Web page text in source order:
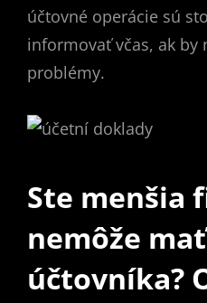
účtovné operácie sú
informovať včas, ak by
problémy.
Ste menšia
nemôže
účtovníka?